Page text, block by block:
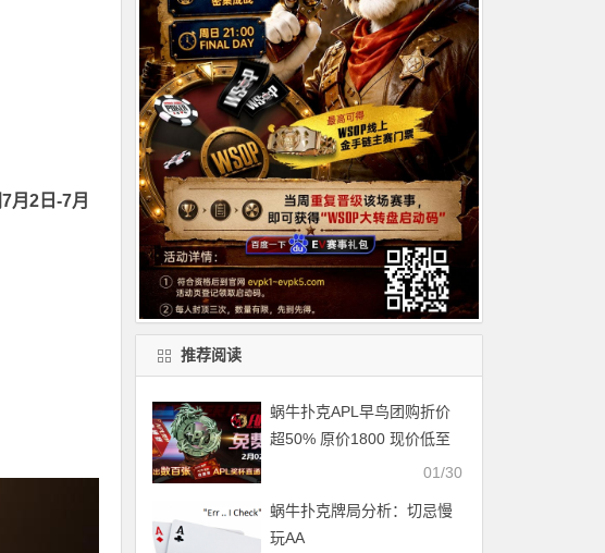
7月2日-7月
推荐阅读
蜗牛扑克APL早鸟团购折价
超50% 原价1800 现价低至
01/30
蜗牛扑克牌局分析：切忌慢
玩AA